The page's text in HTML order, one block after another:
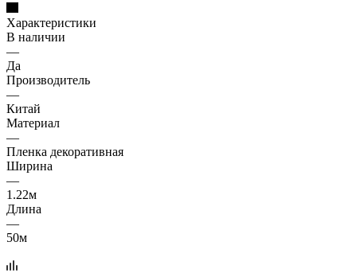
Характеристики
В наличии
—
Да
Производитель
—
Китай
Материал
—
Пленка декоративная
Ширина
—
1.22м
Длина
—
50м